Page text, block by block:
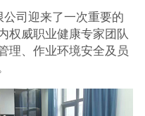
司迎来了一次重要的
权威职业健康专家团队
理、作业环境安全及员